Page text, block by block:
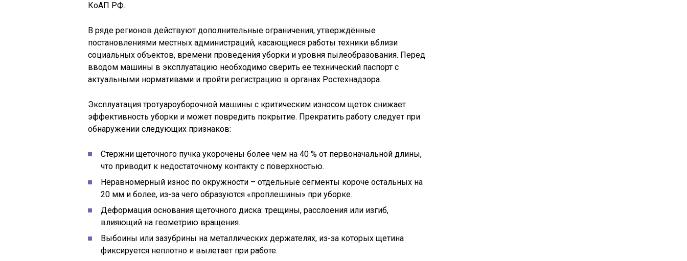
КоАП РФ.
В ряде регионов действуют дополнительные ограничения, утверждённые
постановлениями местных администраций, касающиеся работы техники вблизи
социальных объектов, времени проведения уборки и уровня пылеобразования. Перед
вводом машины в эксплуатацию необходимо сверить её технический паспорт с
актуальными нормативами и пройти регистрацию в органах Ростехнадзора.
Эксплуатация тротуароуборочной машины с критическим износом щеток снижает
эффективность уборки и может повредить покрытие. Прекратить работу следует при
обнаружении следующих признаков:
Стержни щеточного пучка укорочены более чем на 40 % от первоначальной длины,
что приводит к недостаточному контакту с поверхностью.
Неравномерный износ по окружности – отдельные сегменты короче остальных на
20 мм и более, из-за чего образуются «проплешины» при уборке.
Деформация основания щеточного диска: трещины, расслоения или изгиб,
влияющий на геометрию вращения.
Выбоины или зазубрины на металлических держателях, из-за которых щетина
фиксируется неплотно и вылетает при работе.